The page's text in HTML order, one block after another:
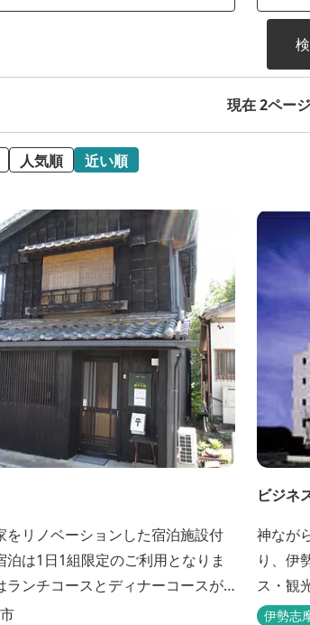
現在 2ペー
人気順 近い順
をリノベーションした宿泊施設付
泊は1日1組限定のご利用となりま
ランチコースとディナーコースが
ビジネ
神なが
り、伊
ス・観
適なホ
伊勢志